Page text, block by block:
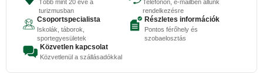
Több mint 20 éve a
turizmusban
Telefonon, e-mailben állunk
rendelkezésre
Csoportspecialista
Iskolák, táborok,
sportegyesületek
Részletes információk
Pontos férőhely és
szobaelosztás
Közvetlen kapcsolat
Közvetlenül a szállásadókkal